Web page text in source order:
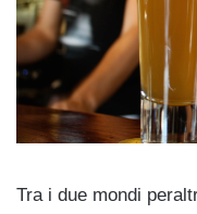
Tra i due mondi